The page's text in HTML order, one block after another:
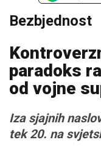
Bezbjednost
paradoks
od vojne
Iza sjajnih
tek 20. na